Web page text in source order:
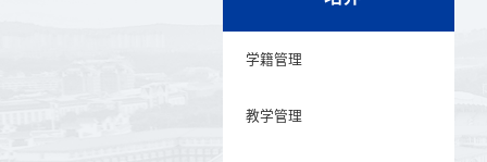
学籍管理
教学管理